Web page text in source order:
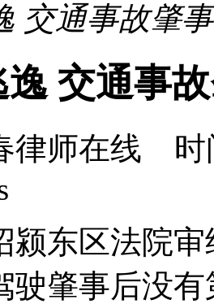
交通事故肇
交通事
律师在线 时
颍东区法院
驶肇事后没